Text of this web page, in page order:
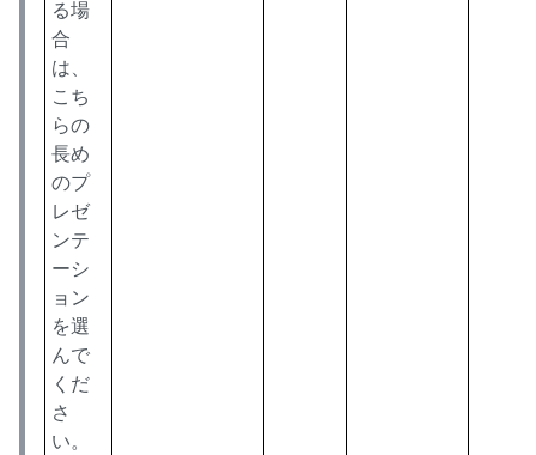
る場
合
は、
こち
らの
長め
のプ
レゼ
ンテ
ーシ
ョン
を選
んで
くだ
さ
い。